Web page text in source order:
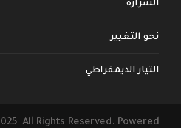
الشرارة
نحو التغيير
التيار الديمقراطي
All Rights Reserved. Powered